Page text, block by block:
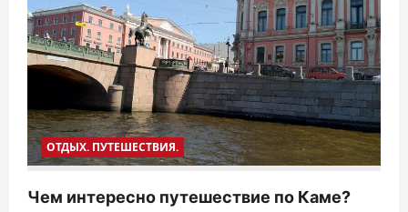
ОТДЫХ. ПУТЕШЕСТВИЯ.
Чем интересно путешествие по Каме?